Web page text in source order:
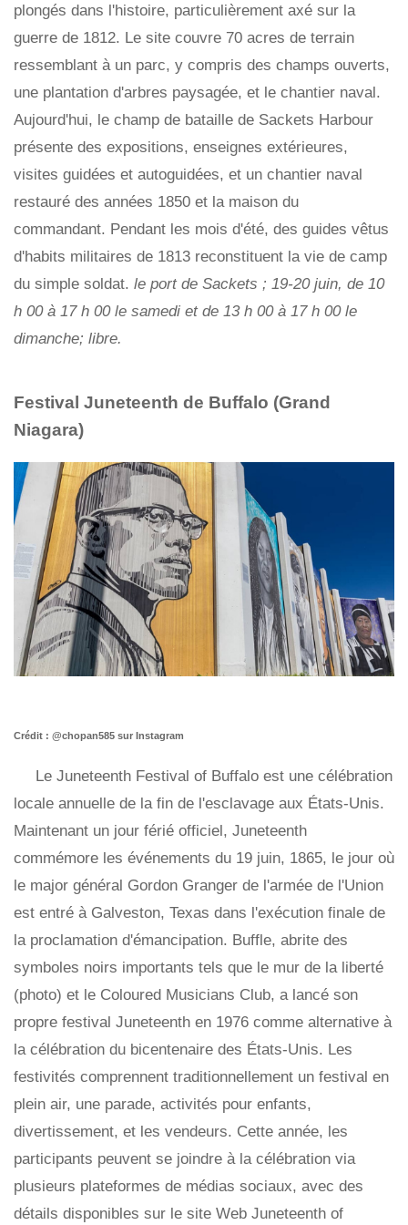
plongés dans l'histoire, particulièrement axé sur la
guerre de 1812. Le site couvre 70 acres de terrain
ressemblant à un parc, y compris des champs ouverts,
une plantation d'arbres paysagée, et le chantier naval.
Aujourd'hui, le champ de bataille de Sackets Harbour
présente des expositions, enseignes extérieures,
visites guidées et autoguidées, et un chantier naval
restauré des années 1850 et la maison du
commandant. Pendant les mois d'été, des guides vêtus
d'habits militaires de 1813 reconstituent la vie de camp
du simple soldat. le port de Sackets ; 19-20 juin, de 10
h 00 à 17 h 00 le samedi et de 13 h 00 à 17 h 00 le
dimanche; libre.
Festival Juneteenth de Buffalo (Grand
Niagara)
Crédit : @chopan585 sur Instagram
Le Juneteenth Festival of Buffalo est une célébration
locale annuelle de la fin de l'esclavage aux États-Unis.
Maintenant un jour férié officiel, Juneteenth
commémore les événements du 19 juin, 1865, le jour où
le major général Gordon Granger de l'armée de l'Union
est entré à Galveston, Texas dans l'exécution finale de
la proclamation d'émancipation. Buffle, abrite des
symboles noirs importants tels que le mur de la liberté
(photo) et le Coloured Musicians Club, a lancé son
propre festival Juneteenth en 1976 comme alternative à
la célébration du bicentenaire des États-Unis. Les
festivités comprennent traditionnellement un festival en
plein air, une parade, activités pour enfants,
divertissement, et les vendeurs. Cette année, les
participants peuvent se joindre à la célébration via
plusieurs plateformes de médias sociaux, avec des
détails disponibles sur le site Web Juneteenth of